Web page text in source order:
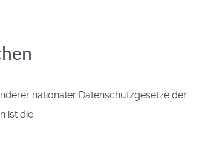
nationaler Datenschutzgesetze der
ist die: